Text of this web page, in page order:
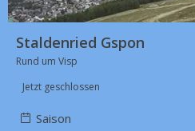
Staldenried Gspon
Rund um Visp
Jetzt geschlossen
Saison